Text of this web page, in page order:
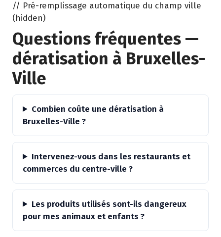
// Pré-remplissage automatique du champ ville
(hidden)
Questions fréquentes —
dératisation à Bruxelles-
Ville
Combien coûte une dératisation à
Bruxelles-Ville ?
Intervenez-vous dans les restaurants et
commerces du centre-ville ?
Les produits utilisés sont-ils dangereux
pour mes animaux et enfants ?